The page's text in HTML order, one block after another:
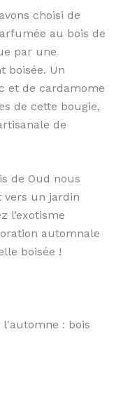
choisi de
au bois de
par une
boisée. Un
et de cardamome
de cette bougie,
de
de Oud nous
un jardin
l’exotisme
automnale
boisée !